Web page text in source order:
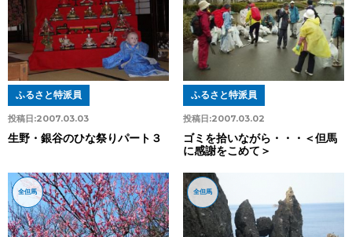
投稿日:2007.03.03
ふるさと特派員
生野・銀谷のひな祭りパート３
投稿日:2007.03.02
ふるさと特派員
ゴミを拾いながら・・・＜但馬
に感謝をこめて＞
全但馬 全但馬